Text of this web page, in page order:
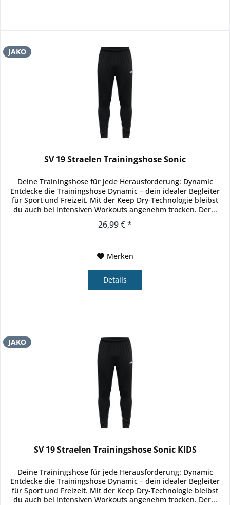
JAKO
SV 19 Straelen Trainingshose Sonic
Deine Trainingshose für jede Herausforderung: Dynamic
Entdecke die Trainingshose Dynamic – dein idealer Begleiter
für Sport und Freizeit. Mit der Keep Dry-Technologie bleibst
du auch bei intensiven Workouts angenehm trocken. Der...
26,99 € *
Merken
Details
JAKO
SV 19 Straelen Trainingshose Sonic KIDS
Deine Trainingshose für jede Herausforderung: Dynamic
Entdecke die Trainingshose Dynamic – dein idealer Begleiter
für Sport und Freizeit. Mit der Keep Dry-Technologie bleibst
du auch bei intensiven Workouts angenehm trocken. Der...